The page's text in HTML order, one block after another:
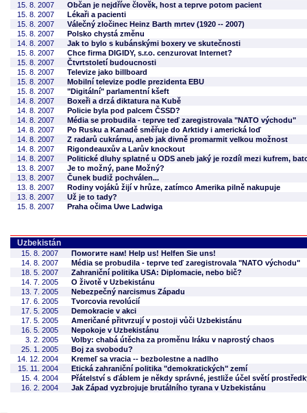
15. 8. 2007
Občan je nejdříve člověk, host a teprve potom pacient
15. 8. 2007
Lékaři a pacienti
15. 8. 2007
Válečný zločinec Heinz Barth mrtev (1920 -- 2007)
15. 8. 2007
Polsko chystá změnu
14. 8. 2007
Jak to bylo s kubánskými boxery ve skutečnosti
15. 8. 2007
Chce firma DIGIDY, s.r.o. cenzurovat Internet?
15. 8. 2007
Čtvrtstoletí budoucnosti
15. 8. 2007
Televize jako billboard
15. 8. 2007
Mobilní televize podle prezidenta EBU
15. 8. 2007
"Digitální" parlamentní kšeft
14. 8. 2007
Boxeři a drzá diktatura na Kubě
14. 8. 2007
Policie byla pod palcem ČSSD?
14. 8. 2007
Média se probudila - teprve teď zaregistrovala "NATO východu"
14. 8. 2007
Po Rusku a Kanadě směřuje do Arktidy i americká loď
14. 8. 2007
Z radarů cukrárnu, aneb jak divně promarmit velkou možnost
14. 8. 2007
Rigondeauxův a Larův knockout
14. 8. 2007
Politické dluhy splatné u ODS aneb jaký je rozdíl mezi kufrem,
13. 8. 2007
Je to možný, pane Možný?
13. 8. 2007
Čunek budiž pochválen...
13. 8. 2007
Rodiny vojáků žijí v hrůze, zatímco Amerika pilně nakupuje
13. 8. 2007
Už je to tady?
15. 8. 2007
Praha očima Uwe Ladwiga
Uzbekistán
15. 8. 2007
Помогите нам! Help us! Helfen Sie uns!
14. 8. 2007
Média se probudila - teprve teď zaregistrovala "NATO východu"
18. 5. 2007
Zahraniční politika USA: Diplomacie, nebo bič?
14. 7. 2005
O životě v Uzbekistánu
13. 7. 2005
Nebezpečný narcismus Západu
17. 6. 2005
Tvorcovia revolúcií
17. 5. 2005
Demokracie v akci
17. 5. 2005
Američané přitvrzují v postoji vůči Uzbekistánu
16. 5. 2005
Nepokoje v Uzbekistánu
3. 2. 2005
Volby: chabá útěcha za proměnu Iráku v naprostý chaos
25. 1. 2005
Boj za svobodu?
14. 12. 2004
Kremeľ sa vracia -- bezbolestne a nadlho
15. 11. 2004
Etická zahraniční politika "demokratických" zemí
15. 4. 2004
Přátelství s ďáblem je někdy správné, jestliže účel světí
16. 2. 2004
Jak Západ vyzbrojuje brutálního tyrana v Uzbekistánu